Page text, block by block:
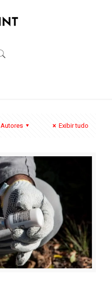
Autores Exibir tudo